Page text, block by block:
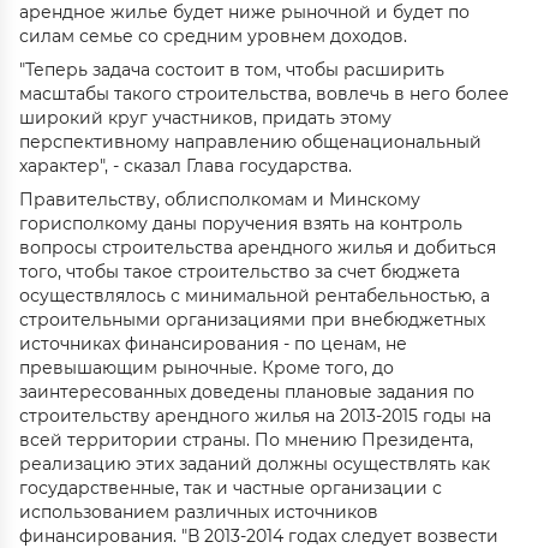
арендное жилье будет ниже рыночной и будет по
силам семье со средним уровнем доходов.
"Теперь задача состоит в том, чтобы расширить
масштабы такого строительства, вовлечь в него более
широкий круг участников, придать этому
перспективному направлению общенациональный
характер", - сказал Глава государства.
Правительству, облисполкомам и Минскому
горисполкому даны поручения взять на контроль
вопросы строительства арендного жилья и добиться
того, чтобы такое строительство за счет бюджета
осуществлялось с минимальной рентабельностью, а
строительными организациями при внебюджетных
источниках финансирования - по ценам, не
превышающим рыночные. Кроме того, до
заинтересованных доведены плановые задания по
строительству арендного жилья на 2013-2015 годы на
всей территории страны. По мнению Президента,
реализацию этих заданий должны осуществлять как
государственные, так и частные организации с
использованием различных источников
финансирования. "В 2013-2014 годах следует возвести